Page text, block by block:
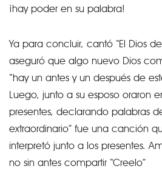
¡hay poder en su palabra!
Ya para concluir, cantó “El Dios
aseguró que algo nuevo Dios
“hay un antes y un después de
Luego, junto a su esposo oraron
presentes, declarando palabras
extraordinario” fue una canción
interpretó junto a los presentes.
no sin antes compartir “Creelo”